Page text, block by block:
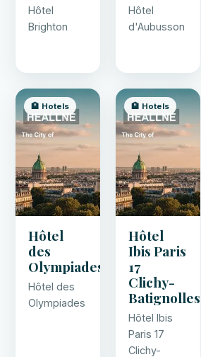
Hôtel
Brighton
Hôtel
d'Aubusson
🏨 Hotels
Hôtel
des
Olympiades
Hôtel des
Olympiades
🏨 Hotels
Hôtel
Ibis Paris
17
Clichy-
Batignolles
Hôtel Ibis
Paris 17
Clichy-